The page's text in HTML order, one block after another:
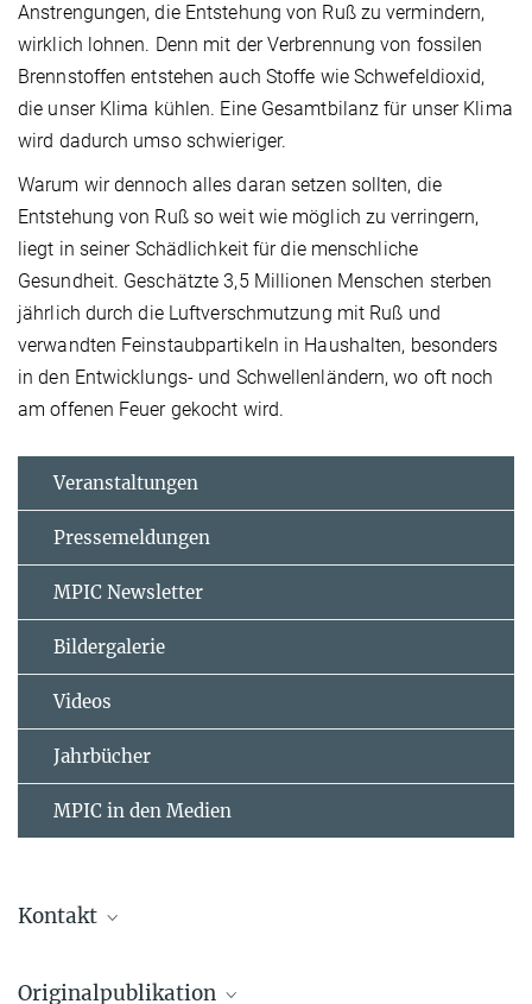
Anstrengungen, die Entstehung von Ruß zu vermindern,
wirklich lohnen. Denn mit der Verbrennung von fossilen
Brennstoffen entstehen auch Stoffe wie Schwefeldioxid,
die unser Klima kühlen. Eine Gesamtbilanz für unser Klima
wird dadurch umso schwieriger.
Warum wir dennoch alles daran setzen sollten, die
Entstehung von Ruß so weit wie möglich zu verringern,
liegt in seiner Schädlichkeit für die menschliche
Gesundheit. Geschätzte 3,5 Millionen Menschen sterben
jährlich durch die Luftverschmutzung mit Ruß und
verwandten Feinstaubpartikeln in Haushalten, besonders
in den Entwicklungs- und Schwellenländern, wo oft noch
am offenen Feuer gekocht wird.
Veranstaltungen
Pressemeldungen
MPIC Newsletter
Bildergalerie
Videos
Jahrbücher
MPIC in den Medien
Kontakt
Originalpublikation